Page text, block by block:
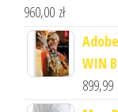
960,00 zł
WIN
899,99